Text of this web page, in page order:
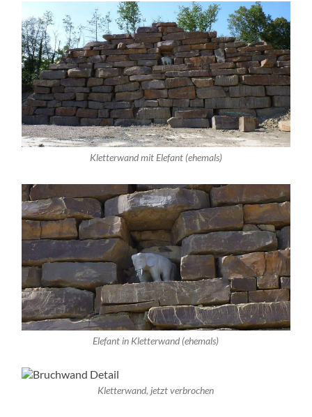
Kletterwand mit Elefant (ehemals)
Elefant in Kletterwand (ehemals)
Kletterwand, jetzt verbrochen